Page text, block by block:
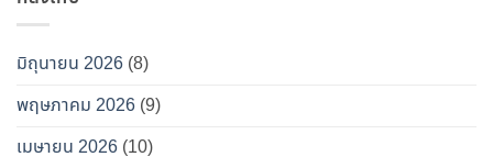
มิถุนายน 2026 (8)
พฤษภาคม 2026 (9)
เมษายน 2026 (10)